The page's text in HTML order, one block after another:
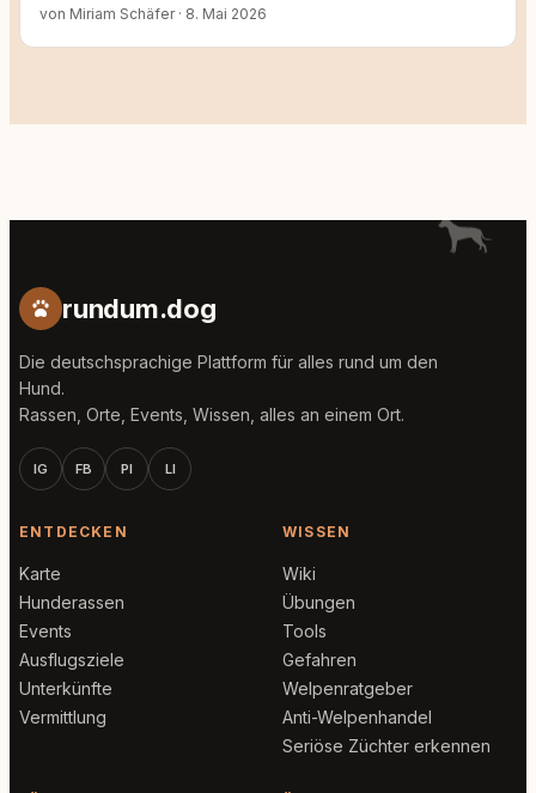
von Miriam Schäfer · 8. Mai 2026
rundum.dog
Die deutschsprachige Plattform für alles rund um den
Hund.
Rassen, Orte, Events, Wissen, alles an einem Ort.
IG FB PI LI
ENTDECKEN
Karte
Hunderassen
Events
Ausflugsziele
Unterkünfte
Vermittlung
WISSEN
Wiki
Übungen
Tools
Gefahren
Welpenratgeber
Anti-Welpenhandel
Seriöse Züchter erkennen